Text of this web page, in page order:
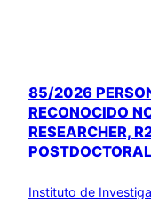
85/2026
RECONOCIDO
RESEARCHER,
POSTDOCTORAL
Instituto de